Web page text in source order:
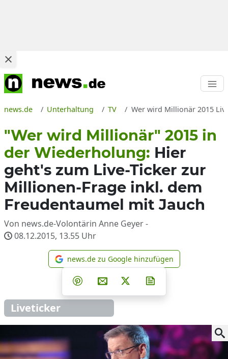
news.de Unterhaltung TV Wer wird Millionär 2015
"Wer wird Millionär" 2015 in
der Wiederholung: Hier
geht's zum Live-Ticker zur
Millionen-Frage inkl. dem
Freudentaumel mit Jauch
Von news.de-Volontärin Anne Geyer -
08.12.2015, 13.55 Uhr
news.de zu Google
news.de zu Google hinzufügen
Teilen auf Facebook
Teilen auf Whatsapp
Teilen auf Telegram
Teilen auf Pinterest
Per E-Mail teilen
Post auf X
Liveticker